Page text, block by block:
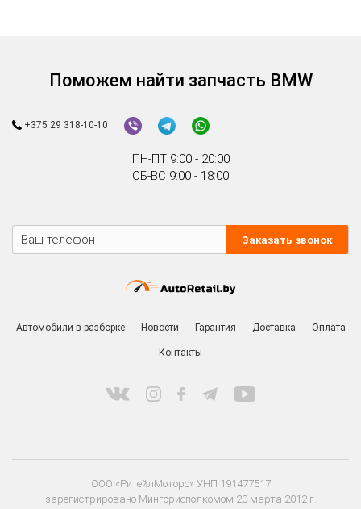
Поможем найти запчасть BMW
+375 29 318-10-10
ПН-ПТ 9:00 - 20:00
СБ-ВС 9:00 - 18:00
Заказать звонок
Автомобили в разборке Новости Гарантия Доставка Оплата
Контакты
ООО «РитейлМоторс» УНП 191477517
зарегистрировано Мингорисполкомом 20 марта 2012 г.